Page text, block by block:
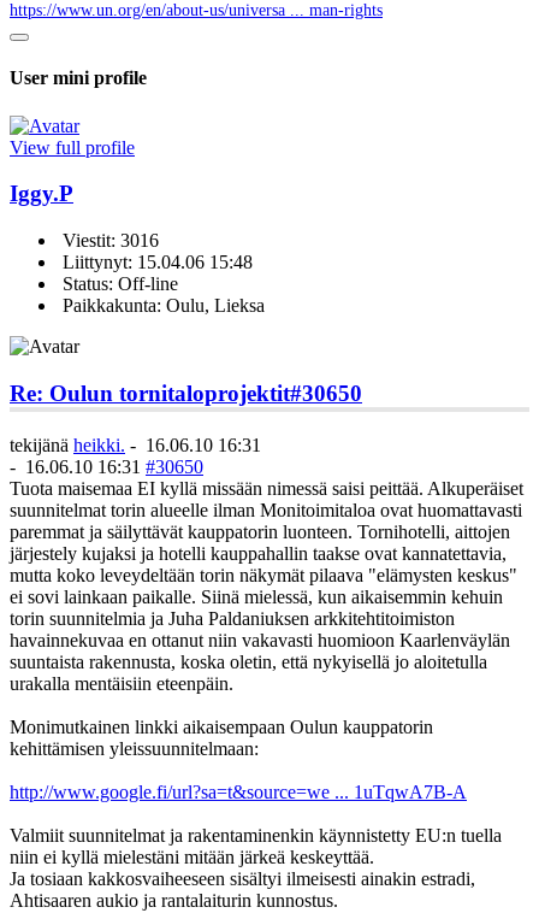
https://www.un.org/en/about-us/universa ... man-rights
User mini profile
View full profile
Iggy.P
Viestit: 3016
Liittynyt: 15.04.06 15:48
Status: Off-line
Paikkakunta: Oulu, Lieksa
Re: Oulun tornitaloprojektit#30650
tekijänä heikki. - 16.06.10 16:31
- 16.06.10 16:31 #30650
Tuota maisemaa EI kyllä missään nimessä saisi peittää. Alkuperäiset
suunnitelmat torin alueelle ilman Monitoimitaloa ovat huomattavasti
paremmat ja säilyttävät kauppatorin luonteen. Tornihotelli, aittojen
järjestely kujaksi ja hotelli kauppahallin taakse ovat kannatettavia,
mutta koko leveydeltään torin näkymät pilaava "elämysten keskus"
ei sovi lainkaan paikalle. Siinä mielessä, kun aikaisemmin kehuin
torin suunnitelmia ja Juha Paldaniuksen arkkitehtitoimiston
havainnekuvaa en ottanut niin vakavasti huomioon Kaarlenväylän
suuntaista rakennusta, koska oletin, että nykyisellä jo aloitetulla
urakalla mentäisiin eteenpäin.
Monimutkainen linkki aikaisempaan Oulun kauppatorin
kehittämisen yleissuunnitelmaan:
http://www.google.fi/url?sa=t&source=we ... 1uTqwA7B-A
Valmiit suunnitelmat ja rakentaminenkin käynnistetty EU:n tuella
niin ei kyllä mielestäni mitään järkeä keskeyttää.
Ja tosiaan kakkosvaiheeseen sisältyi ilmeisesti ainakin estradi,
Ahtisaaren aukio ja rantalaiturin kunnostus.